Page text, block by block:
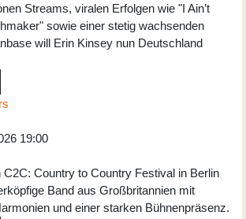
Streams, viralen Erfolgen wie "I Ain’t
sowie einer stetig wachsenden
will Erin Kinsey nun Deutschland
19:00
C2C: Country to Country Festival in Berlin
Band aus Großbritannien mit
und einer starken Bühnenpräsenz.